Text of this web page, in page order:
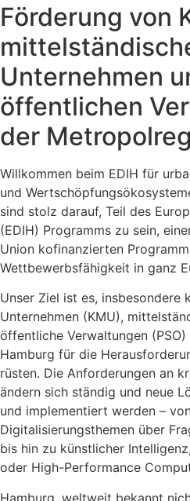
Förderung von
Unternehmen
öffentlichen
der
Willkommen beim EDIH für
und
sind stolz darauf, Teil des
(EDIH) Programms zu sein,
Union kofinanzierten
Wettbewerbsfähigkeit in ganz
Unser Ziel ist es, insbesondere
Unternehmen (KMU),
öffentliche Verwaltungen
Hamburg für die
rüsten. Die Anforderungen an
ändern sich ständig und neue
und implementiert werden –
Digitalisierungsthemen über
bis hin zu künstlicher
oder High-Performance
Hamburg, weltweit bekannt